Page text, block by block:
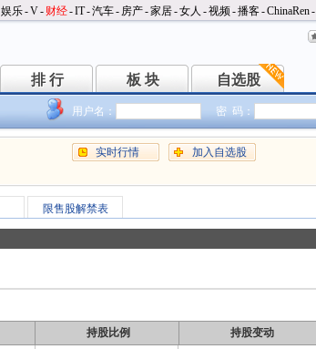
娱乐-V- 财经-IT-汽车- 房产-家居-女人 -视频-播客-ChinaRen-
排 行
排 行 板 块
板 块 自选股
自选股
用户名： 密 码：
实时行情 加入自选股
限售股解禁表
持股比例 持股变动